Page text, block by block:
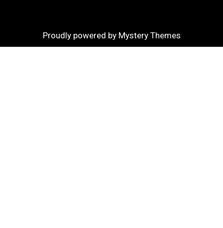
Proudly powered by Mystery Themes